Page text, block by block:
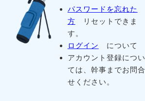
パスワードを忘れた
方 リセットできま
す。
ログイン
について
アカウント登録につい
ては、幹事までお問合
せください。